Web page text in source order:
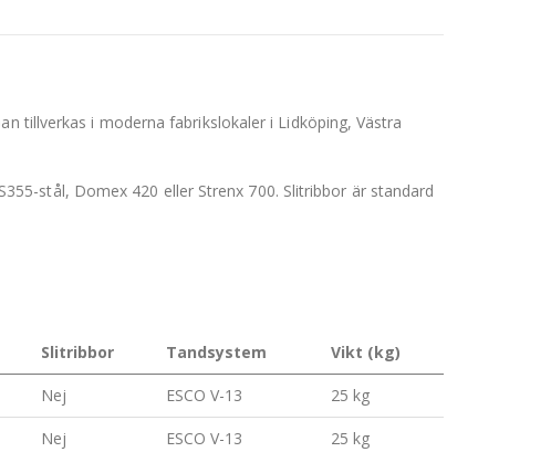
tillverkas i moderna fabrikslokaler i Lidköping, Västra
stål, Domex 420 eller Strenx 700. Slitribbor är standard
Slitribbor Tandsystem Vikt (kg)
Nej ESCO V-13 25 kg
Nej ESCO V-13 25 kg